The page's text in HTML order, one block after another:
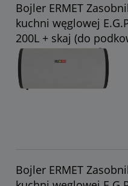
Bojler ERMET
kuchni węglowej
200L + skaj (do
Bojler ERMET